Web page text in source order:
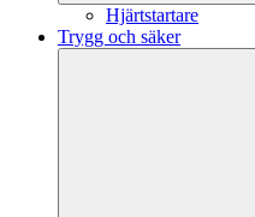
Hjärtstartare
Trygg och säker